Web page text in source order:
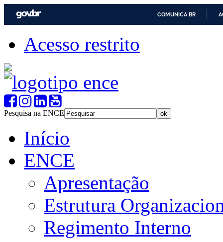
COMUNICA BR
Acesso restrito
Pesquisa na ENCE
Início
ENCE
Apresentação
Estrutura
Regimento Interno